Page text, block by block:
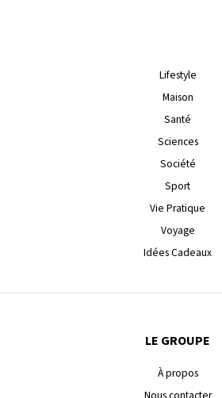
Lifestyle
Maison
Santé
Sciences
Société
Sport
Vie Pratique
Voyage
Idées Cadeaux
LE GROUPE
À propos